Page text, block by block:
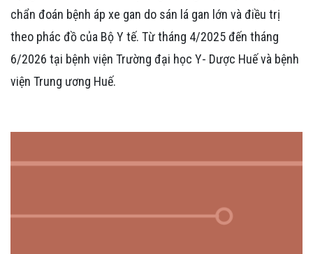
chẩn đoán bệnh áp xe gan do sán lá gan lớn và điều trị
theo phác đồ của Bộ Y tế. Từ tháng 4/2025 đến tháng
6/2026 tại bệnh viện Trường đại học Y- Dược Huế và bệnh
viện Trung ương Huế.